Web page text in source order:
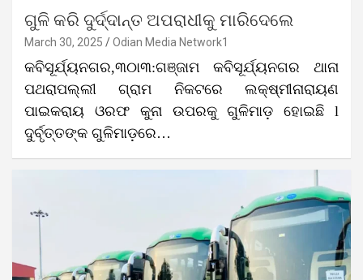
ଗୁଳି କରି ଦୁର୍ଦ୍ଦାନ୍ତ ଅପରାଧୀକୁ ମାରିଦେଲେ
March 30, 2025 Odian Media Network1
କବିସୂର୍ଯ୍ୟନଗର,୩୦ା୩:ଗଞ୍ଜାମ କବିସୂର୍ଯ୍ୟନଗର ଥାନା
ପଥରାପଲ୍ଲୀ ଗ୍ରାମ ନିକଟରେ ଲକ୍ଷ୍ମୀନାରାୟଣ
ପାଇକରାୟ ଓରଫ କୁନା ଉପରକୁ ଗୁଳିମାଡ଼ ହୋଇଛି l
ଦୁର୍ବୃତ୍ତଙ୍କ ଗୁଳିମାଡ଼ରେ…